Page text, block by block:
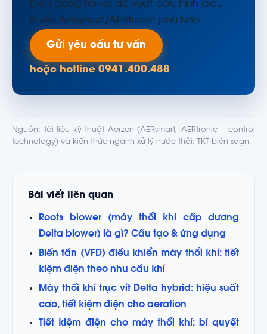
biên dạng tải và đề xuất cấu hình điều
khiển AERsmart/AERtronic phù hợp.
Gửi yêu cầu tư vấn
hoặc hotline 0941.400.488
Nguồn: tài liệu kỹ thuật Aerzen (AERsmart, AERtronic – control
technology) và kiến thức ngành xử lý nước thải. TKT biên soạn.
Bài viết liên quan
Roots blower (máy thổi khí cấp dương
Delta blower) là gì? Cấu tạo & ứng dụng
Biến tần (VFD) điều khiển máy thổi khí: tiết
kiệm điện theo nhu cầu khí
Máy thổi khí trục vít Delta hybrid: hiệu suất
cao, tiết kiệm điện cho aeration
Tiết kiệm điện cho máy thổi khí: bí quyết